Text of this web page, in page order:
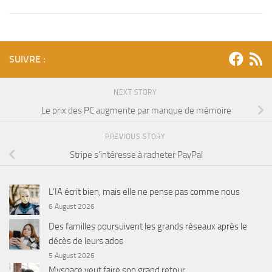
SUIVRE :
NEXT STORY
Le prix des PC augmente par manque de mémoire
PREVIOUS STORY
Stripe s’intéresse à racheter PayPal
L’IA écrit bien, mais elle ne pense pas comme nous
6 August 2026
Des familles poursuivent les grands réseaux après le
décès de leurs ados
5 August 2026